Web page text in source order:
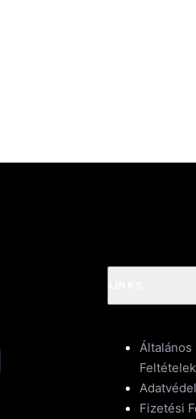
Feltételek
Fizetési